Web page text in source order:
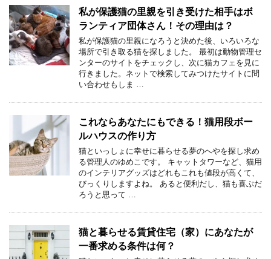
私が保護猫の里親を引き受けた相手はボ
ランティア団体さん！その理由は？
私が保護猫の里親になろうと決めた後、いろいろな
場所で引き取る猫を探しました。 最初は動物管理セ
ンターのサイトをチェックし、次に猫カフェを見に
行きました。ネットで検索してみつけたサイトに問
い合わせもしま …
これならあなたにもできる！猫用段ボー
ルハウスの作り方
猫といっしょに幸せに暮らせる夢のへやを探し求め
る管理人のゆめこです。 キャットタワーなど、猫用
のインテリアグッズはどれもこれも値段が高くて、
びっくりしますよね。 あると便利だし、猫も喜ぶだ
ろうと思って …
猫と暮らせる賃貸住宅（家）にあなたが
一番求める条件は何？